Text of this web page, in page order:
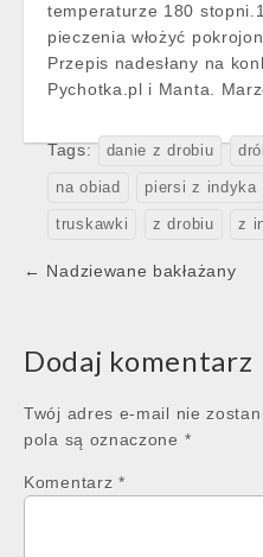
temperaturze 180
pieczenia włożyć
Przepis nadesłany na
Pychotka.pl i Manta.
Tags: danie z drobiu
na obiad piersi z indyka
truskawki z drobiu z
Post
← Nadziewane bakłażany
Dodaj komentarz
Twój adres e-mail nie
pola są oznaczone *
Komentarz *